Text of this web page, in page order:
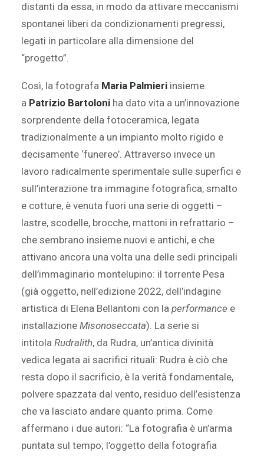
distanti da essa, in modo da attivare meccanismi
spontanei liberi da condizionamenti pregressi,
legati in particolare alla dimensione del
“progetto”.
Così, la fotografa Maria Palmieri insieme
a Patrizio Bartoloni ha dato vita a un’innovazione
sorprendente della fotoceramica, legata
tradizionalmente a un impianto molto rigido e
decisamente ‘funereo’. Attraverso invece un
lavoro radicalmente sperimentale sulle superfici e
sull’interazione tra immagine fotografica, smalto
e cotture, è venuta fuori una serie di oggetti –
lastre, scodelle, brocche, mattoni in refrattario –
che sembrano insieme nuovi e antichi, e che
attivano ancora una volta una delle sedi principali
dell’immaginario montelupino: il torrente Pesa
(già oggetto, nell’edizione 2022, dell’indagine
artistica di Elena Bellantoni con la performance e
installazione Misonoseccata). La serie si
intitola Rudralith, da Rudra, un’antica divinità
vedica legata ai sacrifici rituali: Rudra è ciò che
resta dopo il sacrificio, è la verità fondamentale,
polvere spazzata dal vento, residuo dell’esistenza
che va lasciato andare quanto prima. Come
affermano i due autori: “La fotografia è un’arma
puntata sul tempo; l’oggetto della fotografia